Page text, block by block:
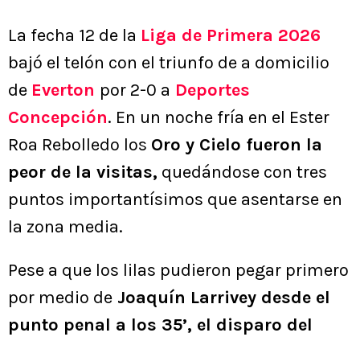
La fecha 12 de la Liga de Primera 2026
bajó el telón con el triunfo de a domicilio
de Everton por 2-0 a Deportes
Concepción. En un noche fría en el Ester
Roa Rebolledo los Oro y Cielo fueron la
peor de la visitas, quedándose con tres
puntos importantísimos que asentarse en
la zona media.
Pese a que los lilas pudieron pegar primero
por medio de Joaquín Larrivey desde el
punto penal a los 35’, el disparo del